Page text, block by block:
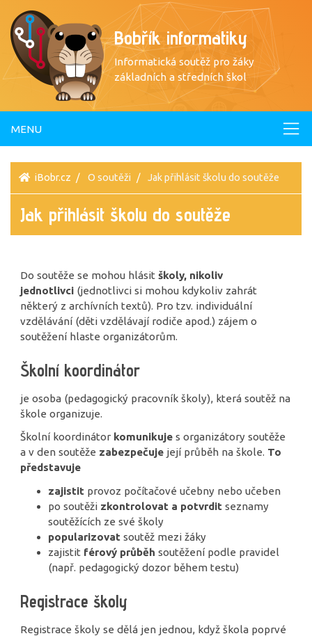
Bobřík informatiky
Informatická soutěž pro žáky
základních a středních škol
MENU
iBobr.cz O soutěži Jak přihlásit školu do soutěže
Jak přihlásit školu do soutěže
Do soutěže se mohou hlásit školy, nikoliv
jednotlivci(jednotlivci si mohou kdykoliv zahrát
některý z archívních textů). Pro tzv. individuální
vzdělávání (děti vzdělávají rodiče apod.) zájem o
soutěžení hlaste organizátorům.
Školní koordinátor
je osoba (pedagogický pracovník školy), která soutěž na
škole organizuje.
Školní koordinátor komunikuje s organizátory soutěže
a v den soutěže zabezpečujejejí průběh na škole. To
představuje
zajistit provoz počítačové učebny nebo učeben
po soutěži zkontrolovat a potvrdit seznamy
soutěžících ze své školy
popularizovat soutěž mezi žáky
zajistit férový průběh soutěžení podle pravidel
(např. pedagogický dozor během testu)
Registrace školy
Registrace školy se dělá jen jednou, když škola poprvé